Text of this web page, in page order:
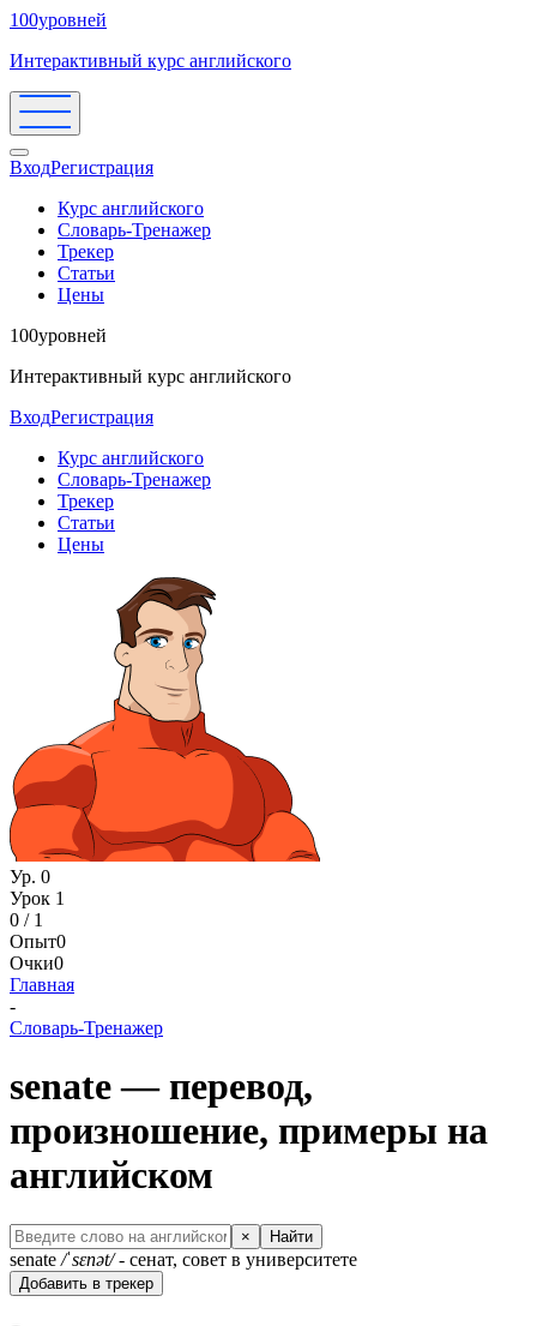
100уровней
Интерактивный курс английского
ВходРегистрация
Курс английского
Словарь-Тренажер
Трекер
Статьи
Цены
100уровней
Интерактивный курс английского
ВходРегистрация
Курс английского
Словарь-Тренажер
Трекер
Статьи
Цены
Ур. 0
Урок 1
0 / 1
Опыт0
Очки0
Главная
-
Словарь-Тренажер
senate — перевод,
произношение, примеры на
английском
× Найти
senate /ˈsɛnət/- сенат, совет в университете
Добавить в трекер